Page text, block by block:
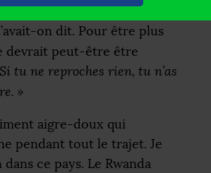
à te reprocher, tu n’as rien à
on dit. Pour être plus
devrait peut-être être
Si tu ne reproches rien, tu n’as
»
aigre-doux qui
pendant tout le trajet. Je
dans ce pays. Le Rwanda